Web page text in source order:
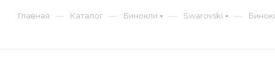
Главная — Каталог — Бинокли — Swarovski —